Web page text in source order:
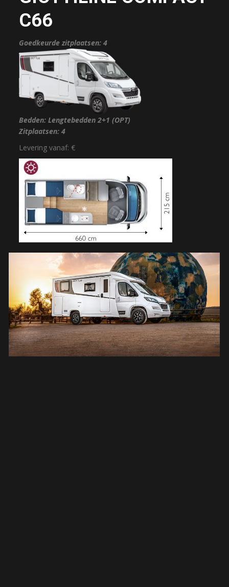
C66
Goedkeurde zitplaatsen: 4
Bedden: Lengtebedden 2+1 (OPT)
Zitplaatsen: 4
Levering vanaf: €